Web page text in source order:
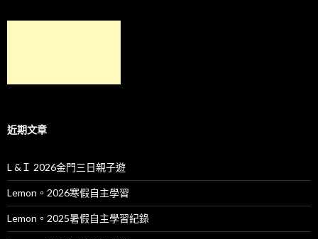
近期文章
L &Ｉ 2026金門三日親子遊
Lemon。2026寒假自主學習
Lemon。2025暑假自主學習紀錄